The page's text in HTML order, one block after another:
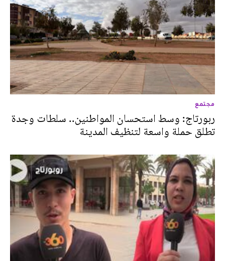
مجتمع
ربورتاج: وسط استحسان المواطنين.. سلطات وجدة
تطلق حملة واسعة لتنظيف المدينة